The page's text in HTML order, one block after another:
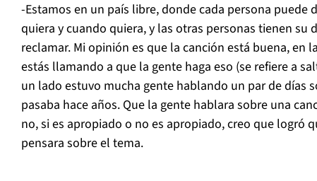
-Estamos en un país libre, donde cada persona puede
quiera y cuando quiera, y las otras personas tienen su
reclamar. Mi opinión es que la canción está buena, en
estás llamando a que la gente haga eso (se refiere a
un lado estuvo mucha gente hablando un par de días
pasaba hace años. Que la gente hablara sobre una
no, si es apropiado o no es apropiado, creo que logró
pensara sobre el tema.